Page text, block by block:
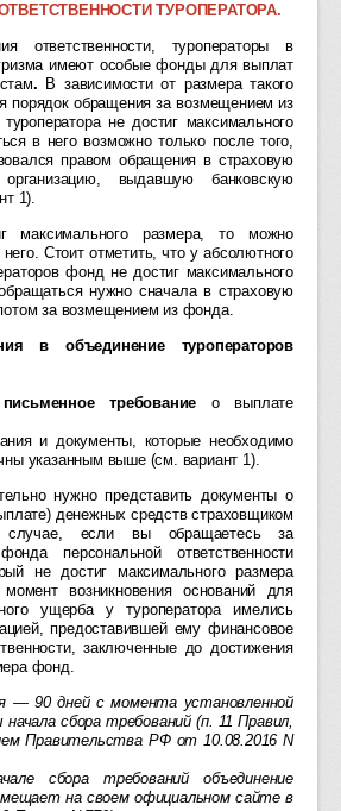
ТУРОПЕРАТОРА.
ответственности, туроператоры в
имеют особые фонды для выплат
. В зависимости от размера такого
порядок обращения за возмещением из
не достиг максимального
в него возможно только после того,
правом обращения в страховую
выдавшую банковскую
1).
максимального размера, то можно
Стоит отметить, что у абсолютного
фонд не достиг максимального
нужно сначала в страховую
за возмещением из фонда.
в объединение туроператоров
требование о выплате
и документы, которые необходимо
указанным выше (см. вариант 1).
нужно представить документы о
денежных средств страховщиком
если вы обращаетесь за
персональной ответственности
не достиг максимального размера
возникновения оснований для
ущерба у туроператора имелись
предоставившей ему финансовое
заключенные до достижения
фонд.
— 90 дней с момента установленной
сбора требований (п. 11 Правил,
Правительства РФ от 10.08.2016 N
сбора требований объединение
на своем официальном сайте в